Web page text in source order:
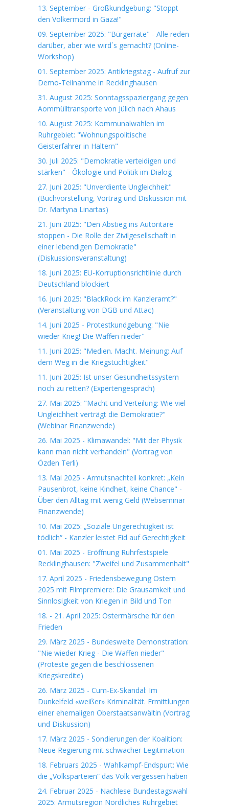
13. September - Großkundgebung: "Stoppt
den Völkermord in Gaza!"
09. September 2025: "Bürgerräte" - Alle reden
darüber, aber wie wird`s gemacht? (Online-
Workshop)
01. September 2025: Antikriegstag - Aufruf zur
Demo-Teilnahme in Recklinghausen
31. August 2025: Sonntagsspaziergang gegen
Aommülltransporte von Jülich nach Ahaus
10. August 2025: Kommunalwahlen im
Ruhrgebiet: "Wohnungspolitische
Geisterfahrer in Haltern"
30. Juli 2025: "Demokratie verteidigen und
stärken" - Ökologie und Politik im Dialog
27. Juni 2025: "Unverdiente Ungleichheit"
(Buchvorstellung, Vortrag und Diskussion mit
Dr. Martyna Linartas)
21. Juni 2025: "Den Abstieg ins Autoritäre
stoppen - Die Rolle der Zivilgesellschaft in
einer lebendigen Demokratie"
(Diskussionsveranstaltung)
18. Juni 2025: EU-Korruptionsrichtlinie durch
Deutschland blockiert
16. Juni 2025: "BlackRock im Kanzleramt?"
(Veranstaltung von DGB und Attac)
14. Juni 2025 - Protestkundgebung: "Nie
wieder Krieg! Die Waffen nieder"
11. Juni 2025: "Medien. Macht. Meinung: Auf
dem Weg in die Kriegstüchtigkeit"
11. Juni 2025: Ist unser Gesundheitssystem
noch zu retten? (Expertengespräch)
27. Mai 2025: "Macht und Verteilung: Wie viel
Ungleichheit verträgt die Demokratie?"
(Webinar Finanzwende)
26. Mai 2025 - Klimawandel: "Mit der Physik
kann man nicht verhandeln" (Vortrag von
Özden Terli)
13. Mai 2025 - Armutsnachteil konkret: „Kein
Pausenbrot, keine Kindheit, keine Chance" -
Über den Alltag mit wenig Geld (Webseminar
Finanzwende)
10. Mai 2025: „Soziale Ungerechtigkeit ist
tödlich“ - Kanzler leistet Eid auf Gerechtigkeit
01. Mai 2025 - Eröffnung Ruhrfestspiele
Recklinghausen: "Zweifel und Zusammenhalt"
17. April 2025 - Friedensbewegung Ostern
2025 mit Filmpremiere: Die Grausamkeit und
Sinnlosigkeit von Kriegen in Bild und Ton
18. - 21. April 2025: Ostermärsche für den
Frieden
29. März 2025 - Bundesweite Demonstration:
"Nie wieder Krieg - Die Waffen nieder"
(Proteste gegen die beschlossenen
Kriegskredite)
26. März 2025 - Cum-Ex-Skandal: Im
Dunkelfeld «weißer» Kriminalität. Ermittlungen
einer ehemaligen Oberstaatsanwältin (Vortrag
und Diskussion)
17. März 2025 - Sondierungen der Koalition:
Neue Regierung mit schwacher Legitimation
18. Februars 2025 - Wahlkampf-Endspurt: Wie
die „Volksparteien“ das Volk vergessen haben
24. Februar 2025 - Nachlese Bundestagswahl
2025: Armutsregion Nördliches Ruhrgebiet